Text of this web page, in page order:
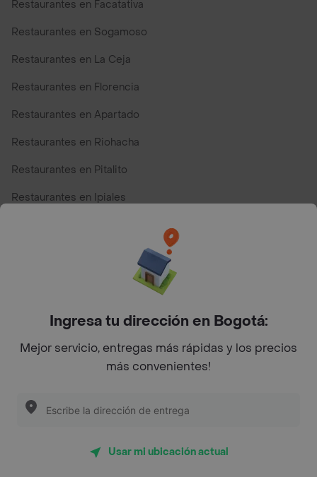
Restaurantes en Facatativa
Restaurantes en Sogamoso
Restaurantes en La Ceja
Restaurantes en Florencia
Restaurantes en Apartado
Restaurantes en Riohacha
Restaurantes en Pitalito
Restaurantes en Ipiales
Top Marcas y Cadenas de Restaurantes
Encuéntranos en estos países
App Store Google play
Restaurantes cerca de mi para pedir Comida a Domicilio -
Ingresa tu dirección en Bogotá:
Mejor servicio, entregas más rápidas y los precios
más convenientes!
Usar mi ubicación actual